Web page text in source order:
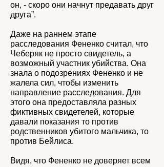
он, - скоро они начнут предавать друг
друга”.
Даже на раннем этапе
расследования Фененко считал, что
Чеберяк не просто свидетель, а
возможный участник убийства. Она
знала о подозрениях Фененко и не
жалела сил, чтобы изменить
направление расследования. Для
этого она предоставляла разных
фиктивных свидетелей, которые
давали показания то против
родственников убитого мальчика, то
против Бейлиса.
Видя, что Фененко не доверяет всем